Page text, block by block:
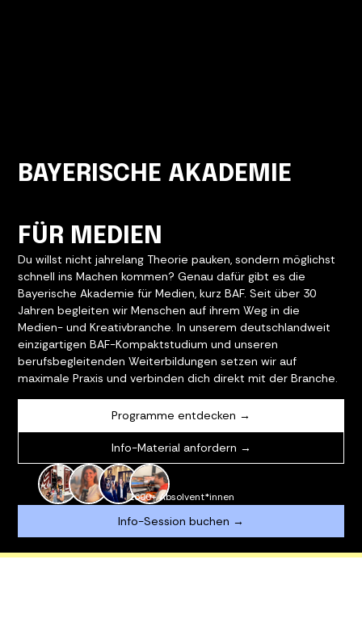
BAYERISCHE AKADEMIE
FÜR MEDIEN
Du willst nicht jahrelang Theorie pauken, sondern möglichst
schnell ins Machen kommen? Genau dafür gibt es die
Bayerische Akademie für Medien, kurz BAF. Seit über 30
Jahren begleiten wir Menschen auf ihrem Weg in die
Medien- und Kreativbranche. In unserem deutschlandweit
einzigartigen BAF-Kompaktstudium und unseren
berufsbegleitenden Weiterbildungen setzen wir auf
maximale Praxis und verbinden dich direkt mit der Branche.
Programme entdecken →
Info-Material anfordern →
1600+ Absolvent*innen
Info-Session buchen →